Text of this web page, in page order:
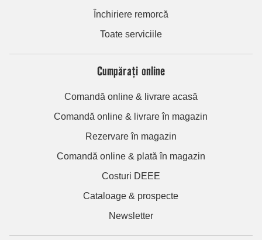
Închiriere remorcă
Toate serviciile
Cumpărați online
Comandă online & livrare acasă
Comandă online & livrare în magazin
Rezervare în magazin
Comandă online & plată în magazin
Costuri DEEE
Cataloage & prospecte
Newsletter